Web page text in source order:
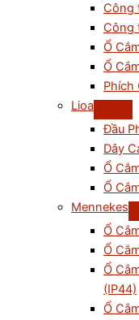
Công
Công
Ổ
Ổ
Phích
Lioa
Đầu
Dây
Ổ
Ổ
Mennekes
Ổ
Ổ
Ổ
(IP44)
Ổ